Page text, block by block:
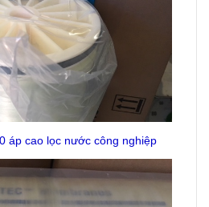
áp cao lọc nước công nghiệp